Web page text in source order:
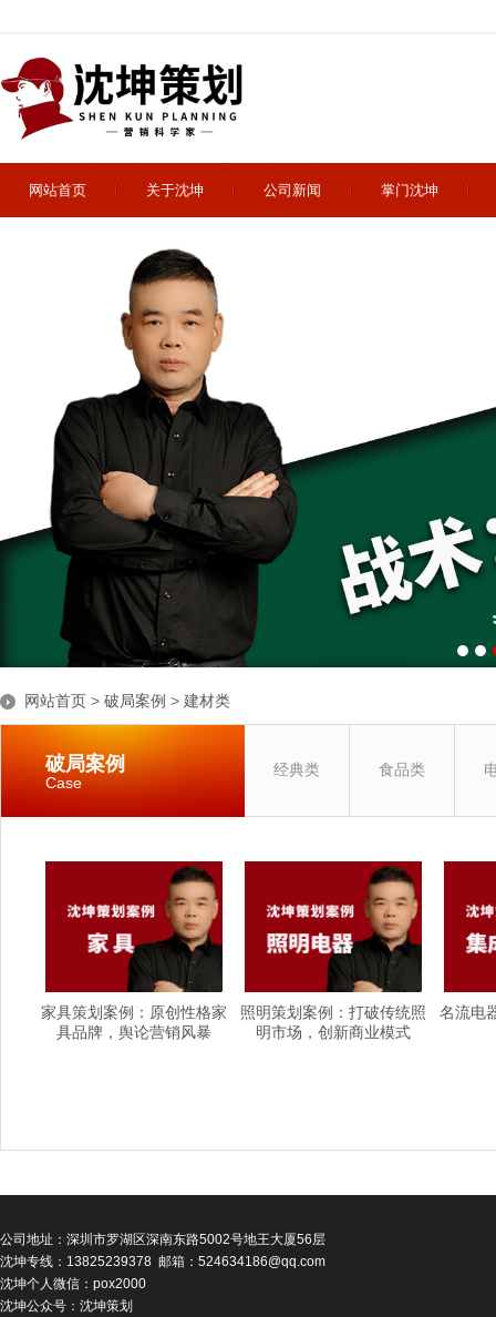
网站首页 关于沈坤 公司新闻 掌门沈坤
网站首页 > 破局案例 > 建材类
破局案例
Case
经典类 食品类
家具策划案例：原创性格家
具品牌，舆论营销风暴
照明策划案例：打破传统照
明市场，创新商业模式
名流电
公司地址： 深圳市罗湖区深南东路5002号地王大厦56层
沈坤专线：13825239378 邮箱：524634186@qq.com
沈坤个人微信：pox2000
沈坤公众号：沈坤策划